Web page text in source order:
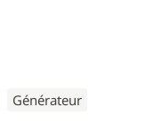
Générateur